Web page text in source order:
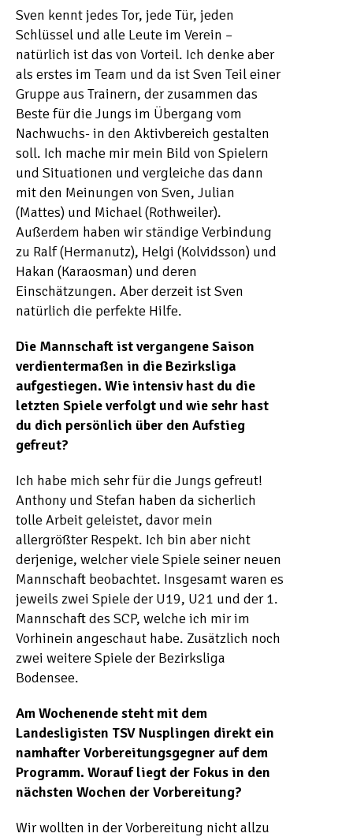
Sven kennt jedes Tor, jede Tür, jeden
Schlüssel und alle Leute im Verein –
natürlich ist das von Vorteil. Ich denke aber
als erstes im Team und da ist Sven Teil einer
Gruppe aus Trainern, der zusammen das
Beste für die Jungs im Übergang vom
Nachwuchs- in den Aktivbereich gestalten
soll. Ich mache mir mein Bild von Spielern
und Situationen und vergleiche das dann
mit den Meinungen von Sven, Julian
(Mattes) und Michael (Rothweiler).
Außerdem haben wir ständige Verbindung
zu Ralf (Hermanutz), Helgi (Kolvidsson) und
Hakan (Karaosman) und deren
Einschätzungen. Aber derzeit ist Sven
natürlich die perfekte Hilfe.
Die Mannschaft ist vergangene Saison
verdientermaßen in die Bezirksliga
aufgestiegen. Wie intensiv hast du die
letzten Spiele verfolgt und wie sehr hast
du dich persönlich über den Aufstieg
gefreut?
Ich habe mich sehr für die Jungs gefreut!
Anthony und Stefan haben da sicherlich
tolle Arbeit geleistet, davor mein
allergrößter Respekt. Ich bin aber nicht
derjenige, welcher viele Spiele seiner neuen
Mannschaft beobachtet. Insgesamt waren es
jeweils zwei Spiele der U19, U21 und der 1.
Mannschaft des SCP, welche ich mir im
Vorhinein angeschaut habe. Zusätzlich noch
zwei weitere Spiele der Bezirksliga
Bodensee.
Am Wochenende steht mit dem
Landesligisten TSV Nusplingen direkt ein
namhafter Vorbereitungsgegner auf dem
Programm. Worauf liegt der Fokus in den
nächsten Wochen der Vorbereitung?
Wir wollten in der Vorbereitung nicht allzu